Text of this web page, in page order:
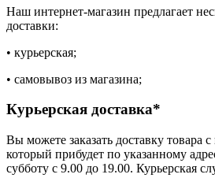
Наш интернет-магазин предлагает
доставки:
• курьерская;
• самовывоз из магазина;
Курьерская доставка*
Вы можете заказать доставку товара
который прибудет по указанному
субботу с 9.00 до 19.00. Курьерская